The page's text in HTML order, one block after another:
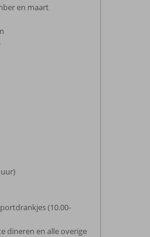
en maart
(10.00-
dineren en alle overige